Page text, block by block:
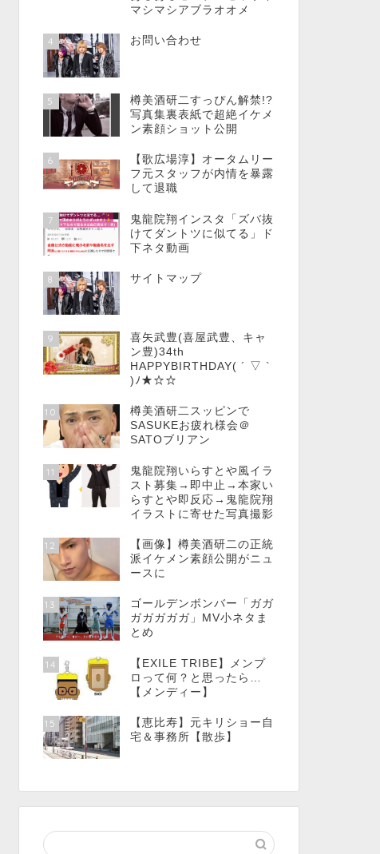
マシマシアブラオオメ
4 お問い合わせ
5
樽美酒研二すっぴん解禁!?
写真集裏表紙で超絶イケメ
ン素顔ショット公開
6
【歌広場淳】オータムリー
フ元スタッフが内情を暴露
して退職
7
鬼龍院翔インスタ「ズバ抜
けてダントツに似てる」ド
下ネタ動画
8 サイトマップ
9
喜矢武豊(喜屋武豊、キャ
ン豊)34th
HAPPYBIRTHDAY( ´ ▽ `
)ﾉ★☆☆
10
樽美酒研二スッピンで
SASUKEお疲れ様会＠
SATOブリアン
11
鬼龍院翔いらすとや風イラ
スト募集→即中止→本家い
らすとや即反応→鬼龍院翔
イラストに寄せた写真撮影
12
【画像】樽美酒研二の正統
派イケメン素顔公開がニュ
ースに
13
ゴールデンボンバー「ガガ
ガガガガガ」MV小ネタま
とめ
14
【EXILE TRIBE】メンプ
ロって何？と思ったら…
【メンディー】
15
【恵比寿】元キリショー自
宅＆事務所【散歩】